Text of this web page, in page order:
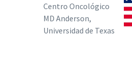
Centro Oncológico
MD Anderson,
Universidad de Texas